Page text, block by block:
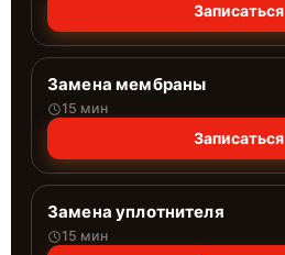
Записаться
Замена мембраны
15 мин
Записаться
Замена уплотнителя
15 мин